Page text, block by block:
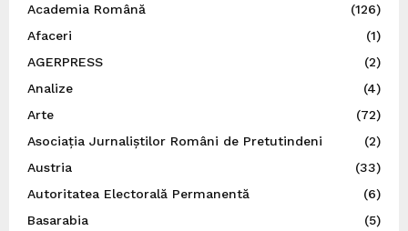
Academia Română
(126)
Afaceri
(1)
AGERPRESS
(2)
Analize
(4)
Arte
(72)
Asociația Jurnaliștilor Români de Pretutindeni
(2)
Austria
(33)
Autoritatea Electorală Permanentă
(6)
Basarabia
(5)